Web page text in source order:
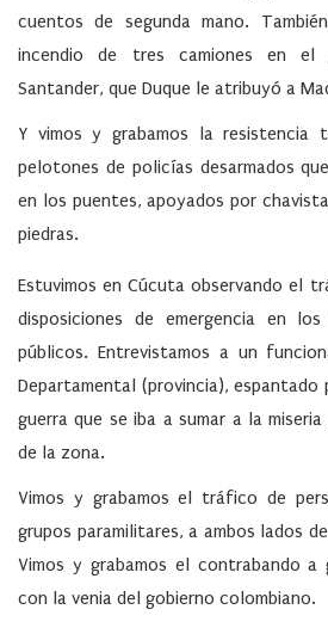
cuentos de segunda mano.
incendio de tres camiones en el
Santander, que Duque le atribuyó a
Y vimos y grabamos la resistencia
pelotones de policías desarmados
en los puentes, apoyados por
piedras.
Estuvimos en Cúcuta observando el
disposiciones de emergencia en
públicos. Entrevistamos a un
Departamental (provincia), espantado
guerra que se iba a sumar a la
de la zona.
Vimos y grabamos el tráfico de
grupos paramilitares, a ambos lados
Vimos y grabamos el contrabando a
con la venia del gobierno colombiano.